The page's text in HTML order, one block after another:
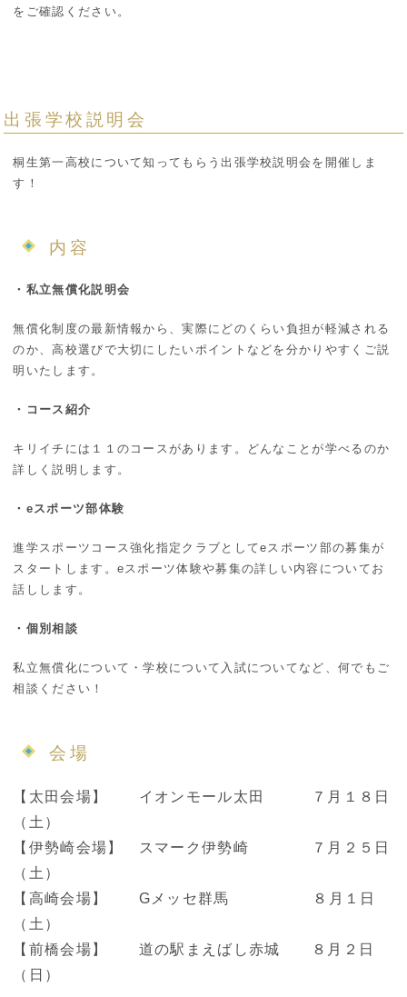
をご確認ください。
出張学校説明会
桐生第一高校について知ってもらう出張学校説明会を開催しま
す！
内容
・私立無償化説明会
無償化制度の最新情報から、実際にどのくらい負担が軽減される
のか、高校選びで大切にしたいポイントなどを分かりやすくご説
明いたします。
・コース紹介
キリイチには１１のコースがあります。どんなことが学べるのか
詳しく説明します。
・eスポーツ部体験
進学スポーツコース強化指定クラブとしてeスポーツ部の募集が
スタートします。eスポーツ体験や募集の詳しい内容についてお
話しします。
・個別相談
私立無償化について・学校について入試についてなど、何でもご
相談ください！
会場
【太田会場】 イオンモール太田 ７月１８日
（土）
【伊勢崎会場】 スマーク伊勢崎 ７月２５日
（土）
【高崎会場】 Gメッセ群馬 ８月１日
（土）
【前橋会場】 道の駅まえばし赤城 ８月２日
（日）